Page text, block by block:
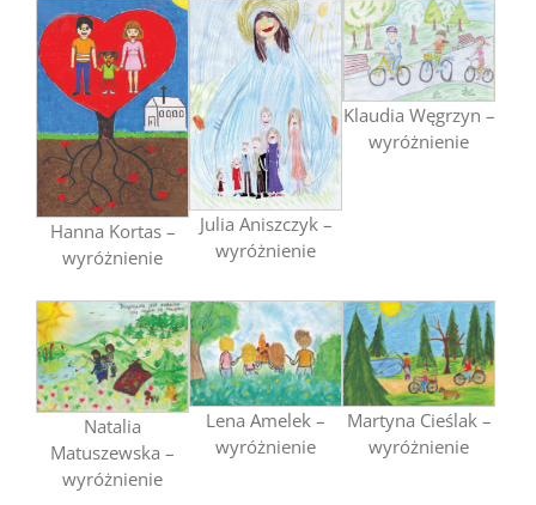
Hanna Kortas –
wyróżnienie
Julia Aniszczyk –
wyróżnienie
Klaudia Węgrzyn –
wyróżnienie
Natalia
Matuszewska –
wyróżnienie
Lena Amelek –
wyróżnienie
Martyna Cieślak –
wyróżnienie